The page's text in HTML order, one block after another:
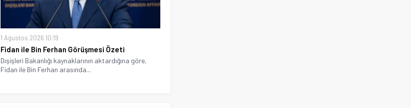
1 Ağustos 2026 10:19
Fidan ile Bin Ferhan Görüşmesi Özeti
Dışişleri Bakanlığı kaynaklarının aktardığına göre,
Fidan ile Bin Ferhan arasında...